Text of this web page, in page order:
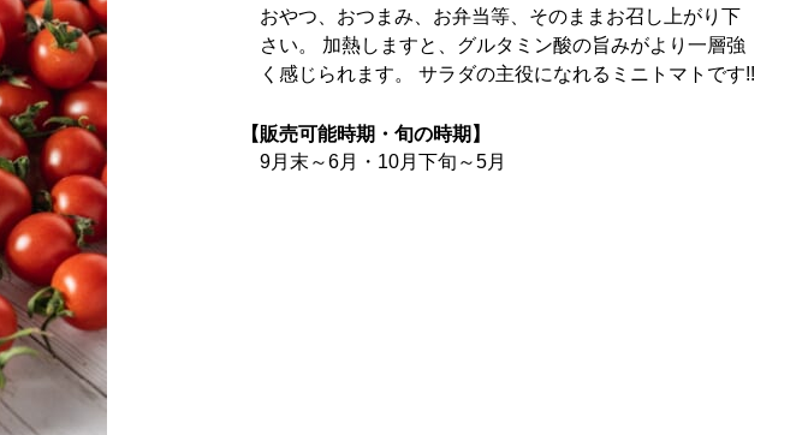
おやつ、おつまみ、お弁当等、そのままお召し上がり下
さい。 加熱しますと、グルタミン酸の旨みがより一層強
く感じられます。 サラダの主役になれるミニトマトです!!
【販売可能時期・旬の時期】
9月末～6月・10月下旬～5月